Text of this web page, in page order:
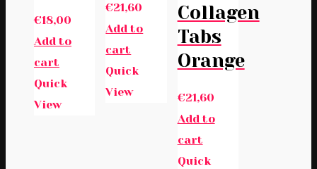
€18,00
Add to
cart
Quick
View
€21,60
Add to
cart
Quick
View
Collagen
Tabs
Orange
€21,60
Add to
cart
Quick